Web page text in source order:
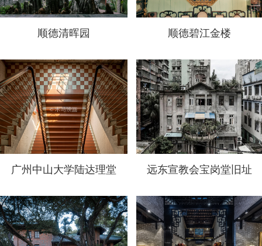
顺德清晖园 顺德碧江金楼
广州中山大学陆达理堂 远东宣教会宝岗堂旧址